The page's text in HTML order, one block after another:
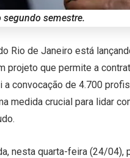
segundo semestre.
Rio de Janeiro está
projeto que permite a
convocação de 4.700
medida crucial para lidar
nesta quarta-feira (24/